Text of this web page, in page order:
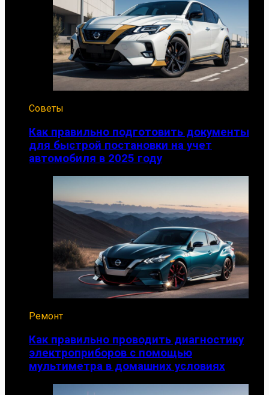
Советы
Как правильно подготовить документы
для быстрой постановки на учет
автомобиля в 2025 году
Ремонт
Как правильно проводить диагностику
электроприборов с помощью
мультиметра в домашних условиях